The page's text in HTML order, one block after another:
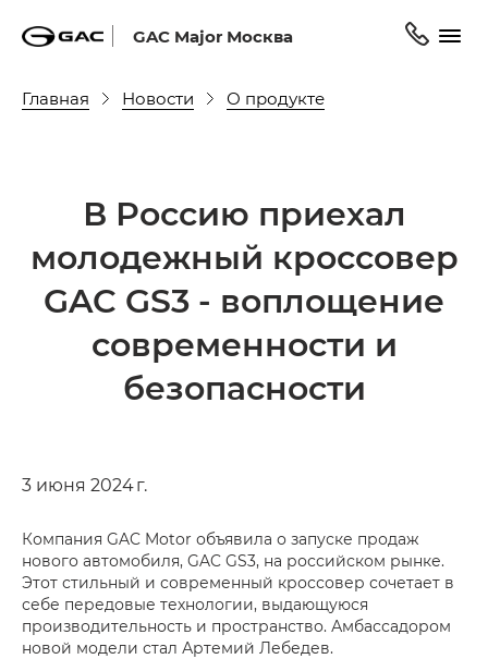
GAC Major Москва
Главная Новости О продукте
В Россию приехал
молодежный кроссовер
GAC GS3 - воплощение
современности и
безопасности
3 июня 2024 г.
Компания GAC Motor объявила о запуске продаж
нового автомобиля, GAC GS3, на российском рынке.
Этот стильный и современный кроссовер сочетает в
себе передовые технологии, выдающуюся
производительность и пространство. Амбассадором
новой модели стал Артемий Лебедев.